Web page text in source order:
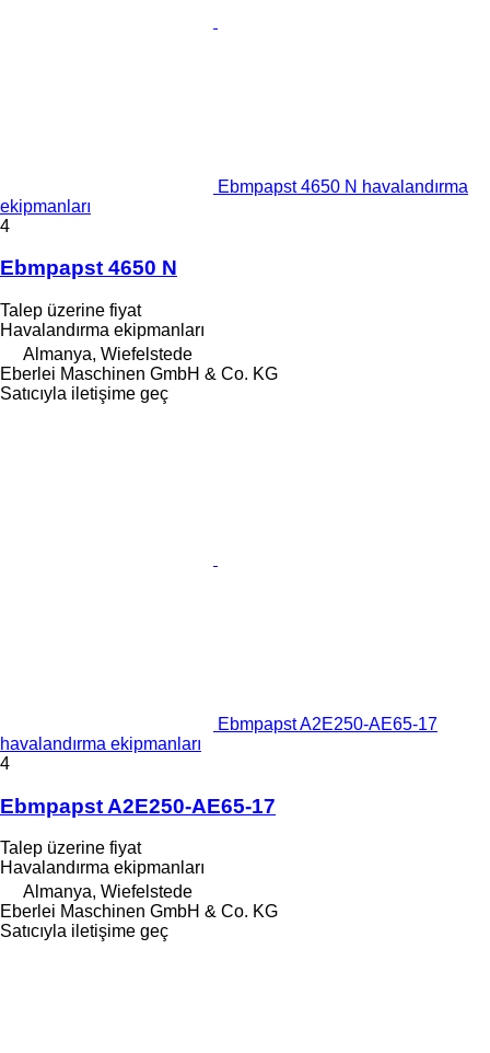
Ebmpapst 4650 N havalandırma
ekipmanları
4
Ebmpapst 4650 N
Talep üzerine fiyat
Havalandırma ekipmanları
Almanya, Wiefelstede
Eberlei Maschinen GmbH & Co. KG
Satıcıyla iletişime geç
Ebmpapst A2E250-AE65-17
havalandırma ekipmanları
4
Ebmpapst A2E250-AE65-17
Talep üzerine fiyat
Havalandırma ekipmanları
Almanya, Wiefelstede
Eberlei Maschinen GmbH & Co. KG
Satıcıyla iletişime geç